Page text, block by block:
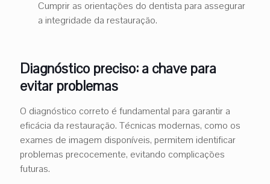
Cumprir as orientações do dentista para assegurar
a integridade da restauração.
Diagnóstico preciso: a chave para
evitar problemas
O diagnóstico correto é fundamental para garantir a
eficácia da restauração. Técnicas modernas, como os
exames de imagem disponíveis, permitem identificar
problemas precocemente, evitando complicações
futuras.